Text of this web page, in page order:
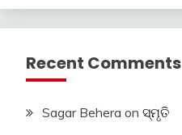
Recent Comments
Sagar Behera on ସ୍ମୃତି